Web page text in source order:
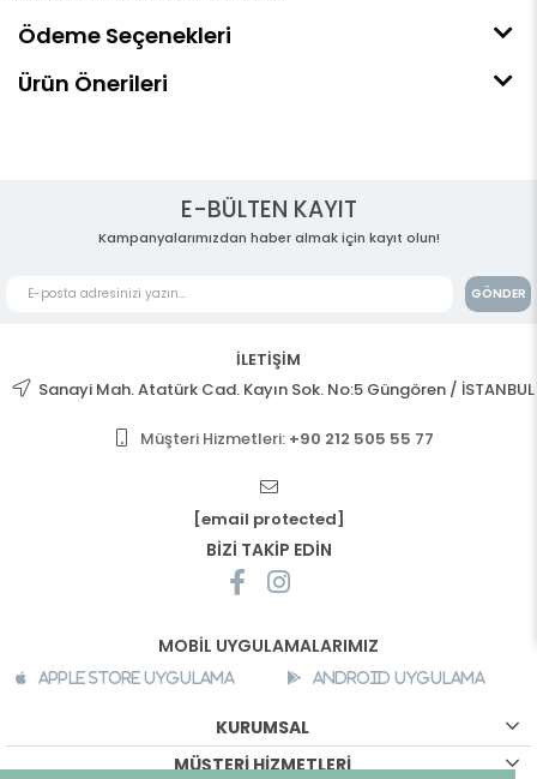
Ödeme Seçenekleri
Ürün Önerileri
E-BÜLTEN KAYIT
Kampanyalarımızdan haber almak için kayıt olun!
GÖNDER
İLETİŞİM
Sanayi Mah. Atatürk Cad. Kayın Sok. No:5 Güngören / İSTANBUL
Müşteri Hizmetleri: +90 212 505 55 77
[email protected]
BİZİ TAKİP EDİN
MOBİL UYGULAMALARIMIZ
Apple Store Uygulama Android Uygulama
KURUMSAL
MÜŞTERİ HİZMETLERİ